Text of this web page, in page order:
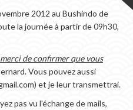
2012 au Bushindo de
la journée à partir de 09h30,
merci de confirmer que vous
Vous pouvez aussi
et je leur transmettrai.
pas vu l'échange de mails,